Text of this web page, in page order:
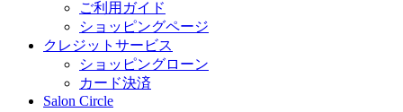
ご利用ガイド
ショッピングページ
クレジットサービス
ショッピングローン
カード決済
Salon Circle